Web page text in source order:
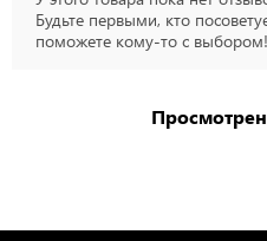
Будьте первыми, кто
поможете кому-то с выбором!